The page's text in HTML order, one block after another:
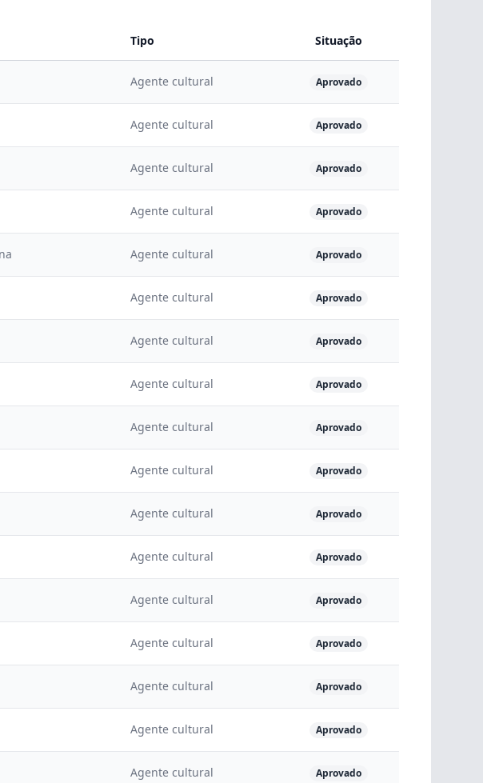
Tipo Situação
Agente cultural Aprovado
Agente cultural Aprovado
Agente cultural Aprovado
Agente cultural Aprovado
Agente cultural Aprovado
Agente cultural Aprovado
Agente cultural Aprovado
Agente cultural Aprovado
Agente cultural Aprovado
Agente cultural Aprovado
Agente cultural Aprovado
Agente cultural Aprovado
Agente cultural Aprovado
Agente cultural Aprovado
Agente cultural Aprovado
Agente cultural Aprovado
Agente cultural Aprovado